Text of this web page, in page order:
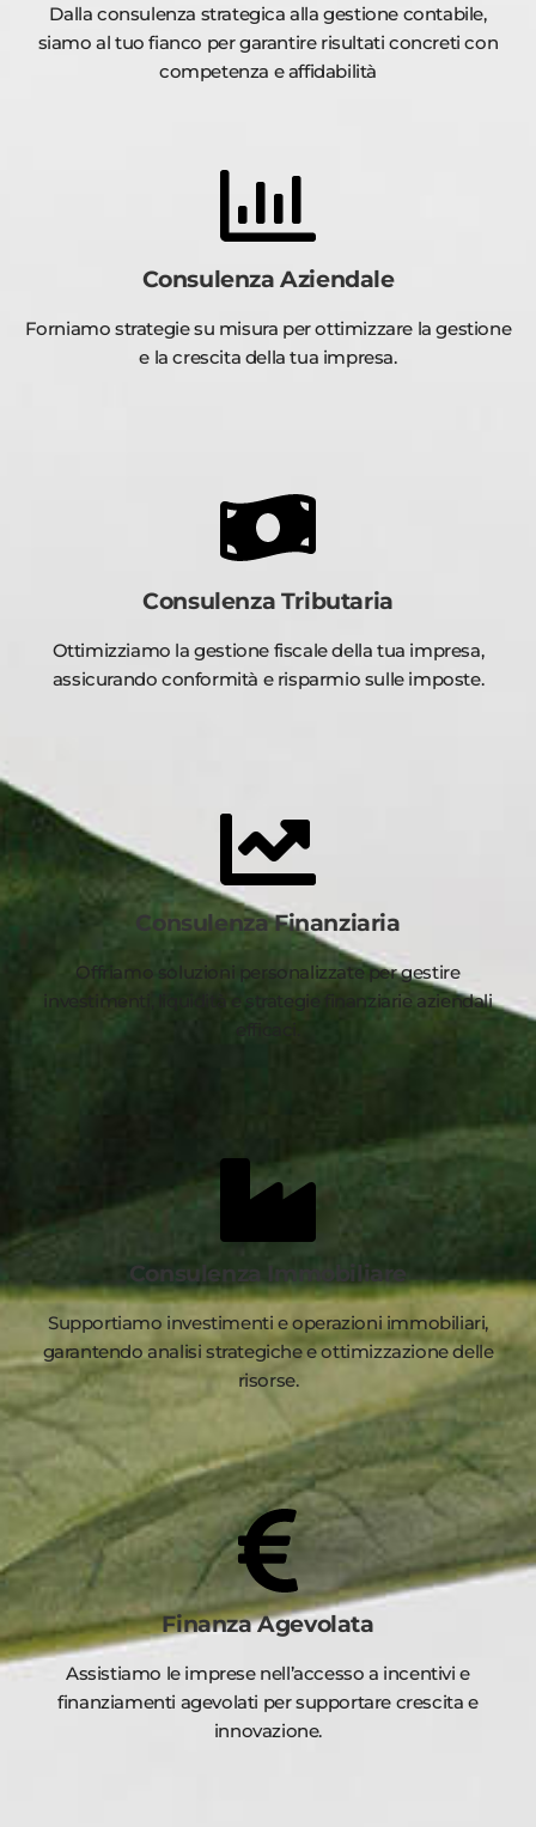
Dalla consulenza strategica alla gestione contabile,
siamo al tuo fianco per garantire risultati concreti con
competenza e affidabilità
Consulenza Aziendale
Forniamo strategie su misura per ottimizzare la gestione
e la crescita della tua impresa.
Consulenza Tributaria
Ottimizziamo la gestione fiscale della tua impresa,
assicurando conformità e risparmio sulle imposte.
Consulenza Finanziaria
Offriamo soluzioni personalizzate per gestire
investimenti, liquidità e strategie finanziarie aziendali
efficaci.
Consulenza Immobiliare
Supportiamo investimenti e operazioni immobiliari,
garantendo analisi strategiche e ottimizzazione delle
risorse.
Finanza Agevolata
Assistiamo le imprese nell’accesso a incentivi e
finanziamenti agevolati per supportare crescita e
innovazione.